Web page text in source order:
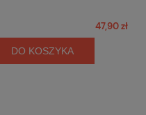
47,90 zł
DO KOSZYKA